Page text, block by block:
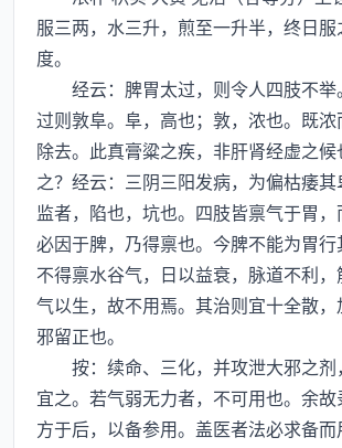
服三两，水三升，煎至一升半，终日
度。
经云：脾胃太过，则令人四肢不举
过则敦阜。阜，高也；敦，浓也。既
除去。此真膏粱之疾，非肝肾经虚之
之？经云：三阴三阳发病，为偏枯痿其
监者，陷也，坑也。四肢皆禀气于胃，
必因于脾，乃得禀也。今脾不能为胃
不得禀水谷气，日以益衰，脉道不利
气以生，故不用焉。其治则宜十全散
邪留正也。
按：续命、三化，并攻泄大邪之剂
宜之。若气弱无力者，不可用也。余
方于后，以备参用。盖医者法必求备而